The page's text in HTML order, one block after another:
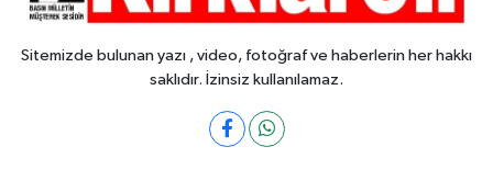
Sitemizde bulunan yazı , video, fotoğraf ve haberlerin her hakkı
saklıdır. İzinsiz kullanılamaz.